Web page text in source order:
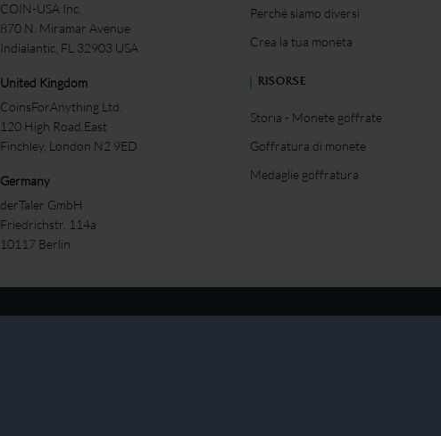
COIN-USA Inc.
870 N. Miramar Avenue
Indialantic, FL 32903 USA
United Kingdom
CoinsForAnything Ltd.
120 High Road,East
Finchley, London N2 9ED
Germany
derTaler GmbH
Friedrichstr. 114a
10117 Berlin
Perché siamo diversi
Crea la tua moneta
RISORSE
Storia - Monete goffrate
Goffratura di monete
Medaglie goffratura